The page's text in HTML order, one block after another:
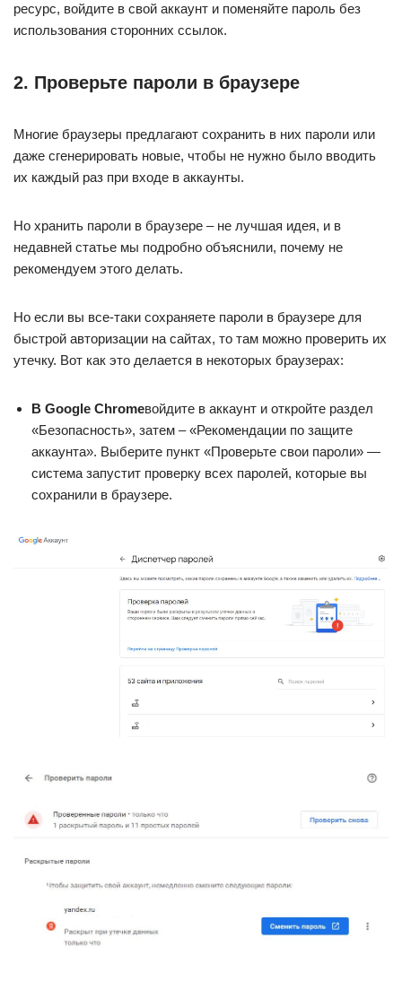
ресурс, войдите в свой аккаунт и поменяйте пароль без
использования сторонних ссылок.
2. Проверьте пароли в браузере
Многие браузеры предлагают сохранить в них пароли или
даже сгенерировать новые, чтобы не нужно было вводить
их каждый раз при входе в аккаунты.
Но хранить пароли в браузере – не лучшая идея, и в
недавней статье мы подробно объяснили, почему не
рекомендуем этого делать.
Но если вы все-таки сохраняете пароли в браузере для
быстрой авторизации на сайтах, то там можно проверить их
утечку. Вот как это делается в некоторых браузерах:
В Google Chromeвойдите в аккаунт и откройте раздел
«Безопасность», затем – «Рекомендации по защите
аккаунта». Выберите пункт «Проверьте свои пароли» —
система запустит проверку всех паролей, которые вы
сохранили в браузере.